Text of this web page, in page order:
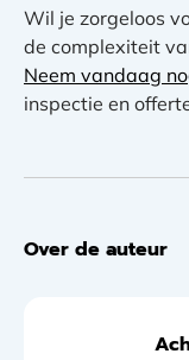
Wil je zorgeloos
de complexiteit
Neem vandaag
inspectie en
Over de auteur